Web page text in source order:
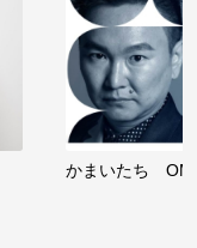
かまいたち